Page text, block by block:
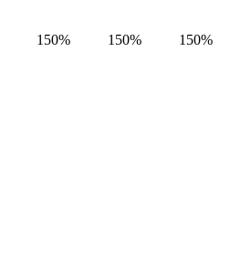
150% 150% 150%